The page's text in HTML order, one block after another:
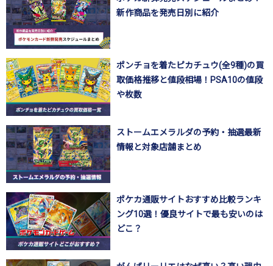
新作商品を発売日別に紹介
ポンチョを着たピカチュウ(全9種)の買
取価格推移と値段相場！PSA10の値段
や枚数
ストームエメラルダの予約・抽選最新
情報と対象店舗まとめ
ポケカ通販サイトおすすめ比較ランキ
ング10選！優良サイトで最も安いのは
どこ？